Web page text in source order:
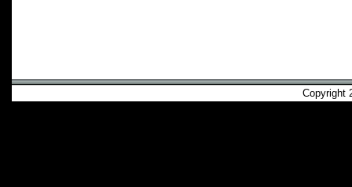
Copyright